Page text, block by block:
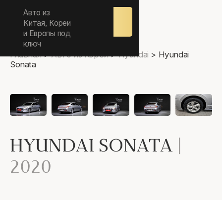
Авто из
Китая, Кореи
и Европы под
ключ
Оставить
заявку
Главная>Авто из Кореи>Hyundai > Hyundai
Sonata
HYUNDAI SONATA |
2020